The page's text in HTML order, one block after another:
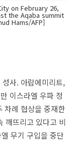
on February 26,
the Aqaba summit
Hams/AFP]
사. 아랍에미리트,
이스라엘 우파 정
차례 협상을 중재한
깨뜨리고 있다고 비
무기 구입을 중단